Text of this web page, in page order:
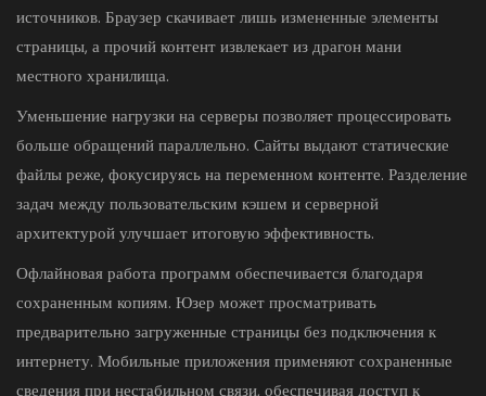
источников. Браузер скачивает лишь измененные элементы
страницы, а прочий контент извлекает из драгон мани
местного хранилища.
Уменьшение нагрузки на серверы позволяет процессировать
больше обращений параллельно. Сайты выдают статические
файлы реже, фокусируясь на переменном контенте. Разделение
задач между пользовательским кэшем и серверной
архитектурой улучшает итоговую эффективность.
Офлайновая работа программ обеспечивается благодаря
сохраненным копиям. Юзер может просматривать
предварительно загруженные страницы без подключения к
интернету. Мобильные приложения применяют сохраненные
сведения при нестабильном связи, обеспечивая доступ к